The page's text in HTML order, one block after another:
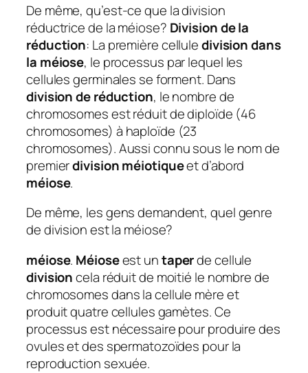
De même, qu’est-ce que la division
réductrice de la méiose? Division de la
réduction: La première celluledivision dans
la méiose, le processus par lequel les
cellules germinales se forment. Dans
division de réduction, le nombre de
chromosomes est réduit de diploïde (46
chromosomes) à haploïde (23
chromosomes). Aussi connu sous le nom de
premierdivision méiotiqueet d’abord
méiose.
De même, les gens demandent, quel genre
de division est la méiose?
méiose. Méioseest untaperde cellule
divisioncela réduit de moitié le nombre de
chromosomes dans la cellule mère et
produit quatre cellules gamètes. Ce
processus est nécessaire pour produire des
ovules et des spermatozoïdes pour la
reproduction sexuée.